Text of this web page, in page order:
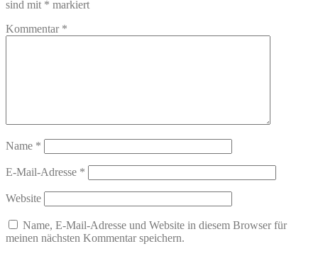
sind mit * markiert
Kommentar *
Name *
E-Mail-Adresse *
Website
Name, E-Mail-Adresse und Website in diesem Browser für
meinen nächsten Kommentar speichern.